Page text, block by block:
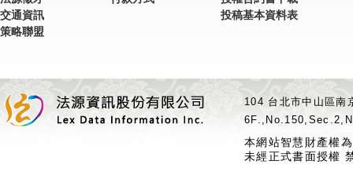
交通資訊
策略聯盟
投稿基本資料表
104 台北市中山區
本網站智慧財產權
未經正式書面授權